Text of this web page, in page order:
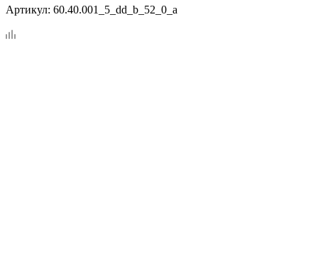
Артикул: 60.40.001_5_dd_b_52_0_a